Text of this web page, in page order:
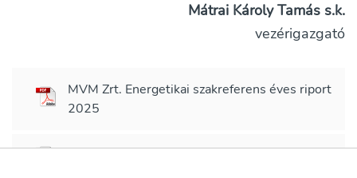
Mátrai Károly Tamás s.k.
vezérigazgató
MVM Zrt. Energetikai szakreferens éves riport
2025